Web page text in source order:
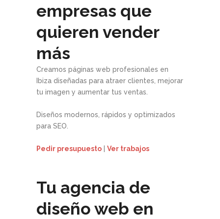
empresas que
quieren vender
más
Creamos páginas web profesionales en
Ibiza diseñadas para atraer clientes, mejorar
tu imagen y aumentar tus ventas.
Diseños modernos, rápidos y optimizados
para SEO.
Pedir presupuesto Ver trabajos
Tu agencia de
diseño web en